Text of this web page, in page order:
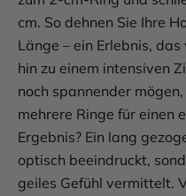
cm. So dehnen Sie Ihre
Länge – ein Erlebnis,
hin zu einem intensiven
noch spannender
mehrere Ringe für einen
Ergebnis? Ein lang
optisch beeindruckt,
geiles Gefühl vermittelt.